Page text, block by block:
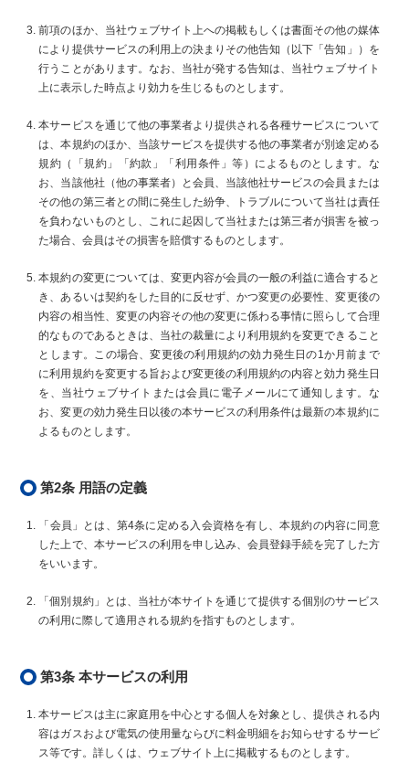
前項のほか、当社ウェブサイト上への掲載もしくは書面その他の媒体
により提供サービスの利用上の決まりその他告知（以下「告知」）を
行うことがあります。なお、当社が発する告知は、当社ウェブサイト
上に表示した時点より効力を生じるものとします。
本サービスを通じて他の事業者より提供される各種サービスについて
は、本規約のほか、当該サービスを提供する他の事業者が別途定める
規約（「規約」「約款」「利用条件」等）によるものとします。な
お、当該他社（他の事業者）と会員、当該他社サービスの会員または
その他の第三者との間に発生した紛争、トラブルについて当社は責任
を負わないものとし、これに起因して当社または第三者が損害を被っ
た場合、会員はその損害を賠償するものとします。
本規約の変更については、変更内容が会員の一般の利益に適合すると
き、あるいは契約をした目的に反せず、かつ変更の必要性、変更後の
内容の相当性、変更の内容その他の変更に係わる事情に照らして合理
的なものであるときは、当社の裁量により利用規約を変更できること
とします。この場合、変更後の利用規約の効力発生日の1か月前まで
に利用規約を変更する旨および変更後の利用規約の内容と効力発生日
を、当社ウェブサイトまたは会員に電子メールにて通知します。な
お、変更の効力発生日以後の本サービスの利用条件は最新の本規約に
よるものとします。
第2条 用語の定義
「会員」とは、第4条に定める入会資格を有し、本規約の内容に同意
した上で、本サービスの利用を申し込み、会員登録手続を完了した方
をいいます。
「個別規約」とは、当社が本サイトを通じて提供する個別のサービス
の利用に際して適用される規約を指すものとします。
第3条 本サービスの利用
本サービスは主に家庭用を中心とする個人を対象とし、提供される内
容はガスおよび電気の使用量ならびに料金明細をお知らせするサービ
ス等です。詳しくは、ウェブサイト上に掲載するものとします。